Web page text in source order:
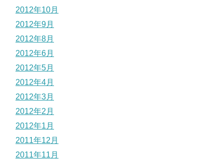
2012年10月
2012年9月
2012年8月
2012年6月
2012年5月
2012年4月
2012年3月
2012年2月
2012年1月
2011年12月
2011年11月